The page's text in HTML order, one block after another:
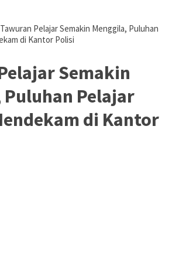
Tawuran Pelajar Semakin Menggila, Puluhan
di Kantor Polisi
Semakin
Puluhan Pelajar
di Kantor